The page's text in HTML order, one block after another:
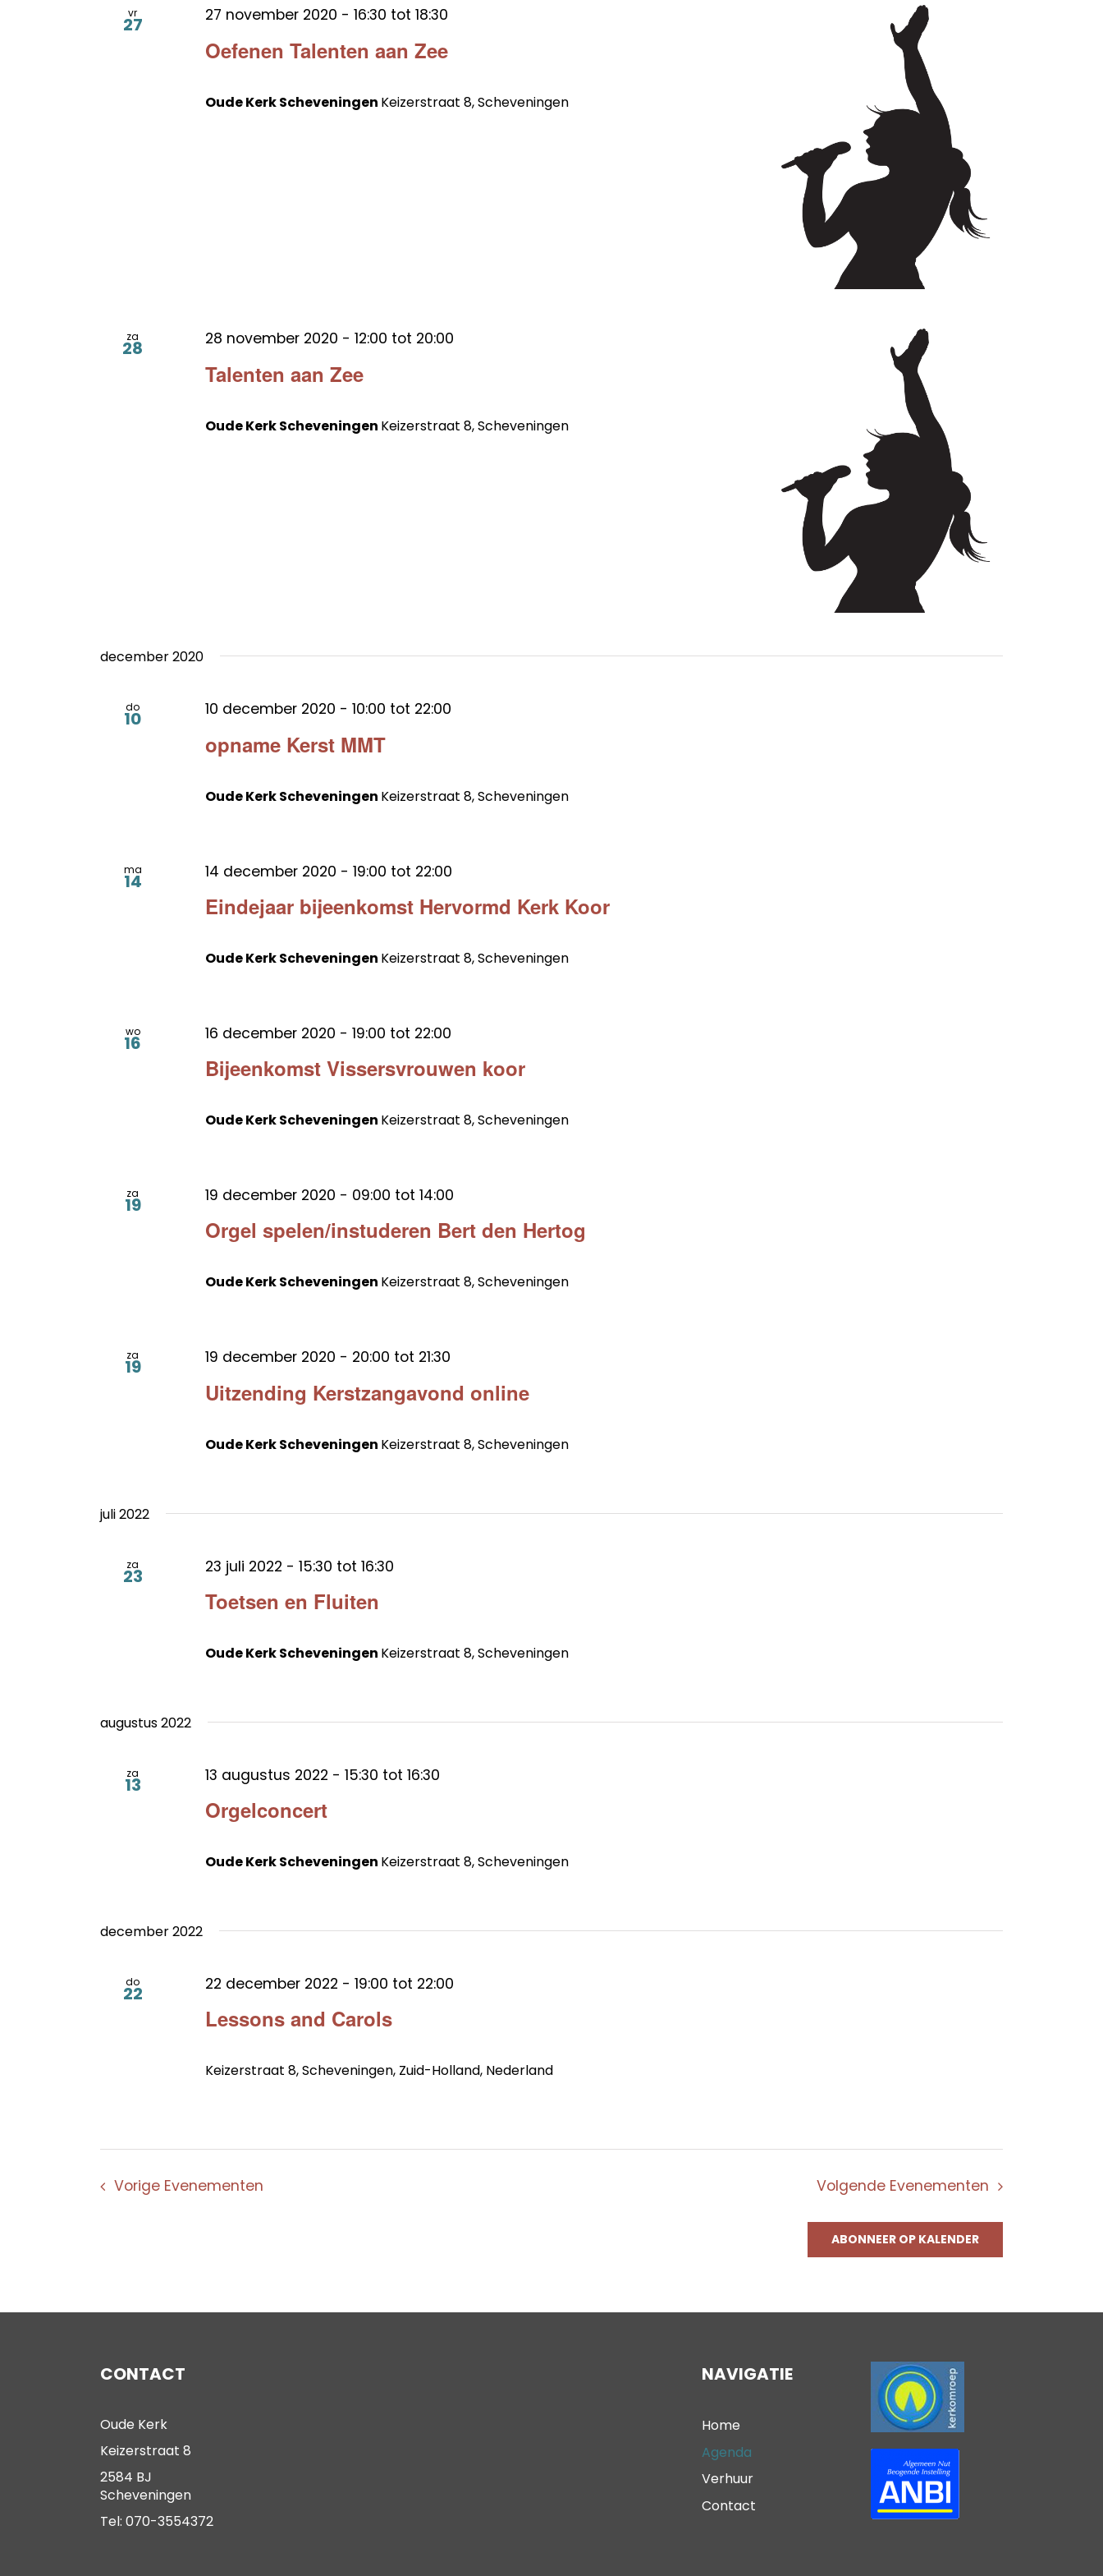
vr
27
Oefenen Talenten aan Zee
27 november 2020 - 16:30 tot 18:30
Oude Kerk Scheveningen Keizerstraat 8, Scheveningen
za
28
Talenten aan Zee
28 november 2020 - 12:00 tot 20:00
Oude Kerk Scheveningen Keizerstraat 8, Scheveningen
december 2020
do
10
opname Kerst MMT
10 december 2020 - 10:00 tot 22:00
Oude Kerk Scheveningen Keizerstraat 8, Scheveningen
ma
14
Eindejaar bijeenkomst Hervormd Kerk Koor
14 december 2020 - 19:00 tot 22:00
Oude Kerk Scheveningen Keizerstraat 8, Scheveningen
wo
16
Bijeenkomst Vissersvrouwen koor
16 december 2020 - 19:00 tot 22:00
Oude Kerk Scheveningen Keizerstraat 8, Scheveningen
za
19
Orgel spelen/instuderen Bert den Hertog
19 december 2020 - 09:00 tot 14:00
Oude Kerk Scheveningen Keizerstraat 8, Scheveningen
za
19
Uitzending Kerstzangavond online
19 december 2020 - 20:00 tot 21:30
Oude Kerk Scheveningen Keizerstraat 8, Scheveningen
juli 2022
za
23
Toetsen en Fluiten
23 juli 2022 - 15:30 tot 16:30
Oude Kerk Scheveningen Keizerstraat 8, Scheveningen
augustus 2022
za
13
Orgelconcert
13 augustus 2022 - 15:30 tot 16:30
Oude Kerk Scheveningen Keizerstraat 8, Scheveningen
december 2022
do
22
Lessons and Carols
22 december 2022 - 19:00 tot 22:00
Keizerstraat 8, Scheveningen, Zuid-Holland, Nederland
Vorige Evenementen Volgende Evenementen
ABONNEER OP KALENDER
CONTACT
Oude Kerk
Keizerstraat 8
2584 BJ
Scheveningen
Tel: 070-3554372
NAVIGATIE
Home
Agenda
Verhuur
Contact